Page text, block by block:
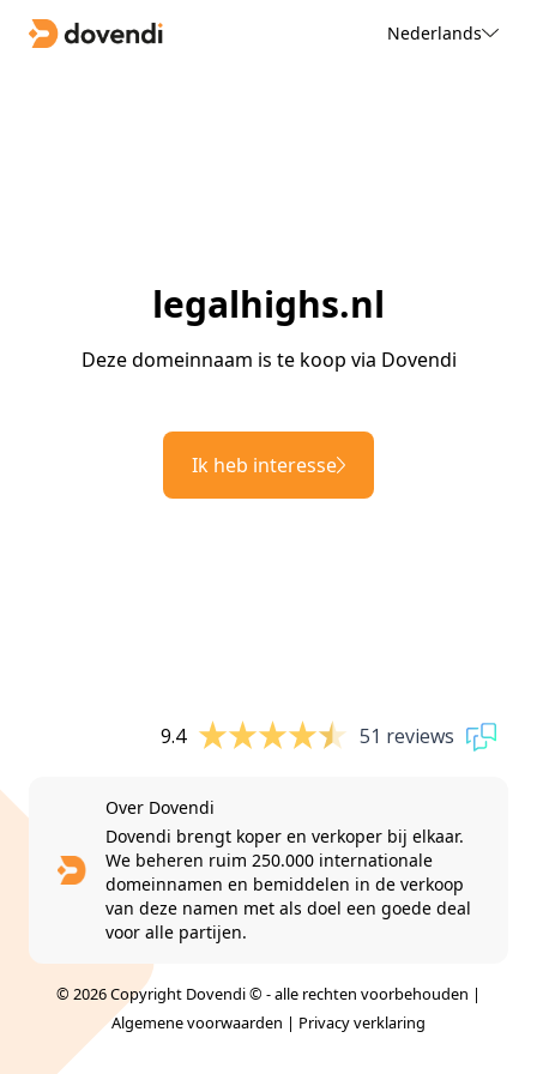
Nederlands
legalhighs.nl
Deze domeinnaam is te koop via Dovendi
Ik heb interesse
9.4 51 reviews
Over Dovendi
Dovendi brengt koper en verkoper bij elkaar.
We beheren ruim 250.000 internationale
domeinnamen en bemiddelen in de verkoop
van deze namen met als doel een goede deal
voor alle partijen.
© 2026 Copyright Dovendi © - alle rechten voorbehouden |
Algemene voorwaarden | Privacy verklaring